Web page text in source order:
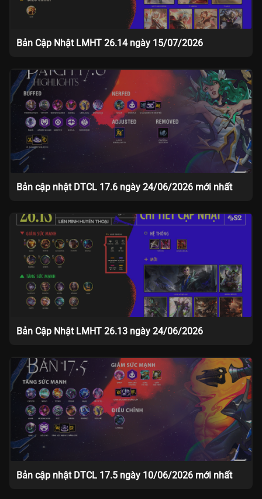
Bản Cập Nhật LMHT 26.14 ngày 15/07/2026
Bản cập nhật DTCL 17.6 ngày 24/06/2026 mới nhất
Bản Cập Nhật LMHT 26.13 ngày 24/06/2026
Bản cập nhật DTCL 17.5 ngày 10/06/2026 mới nhất